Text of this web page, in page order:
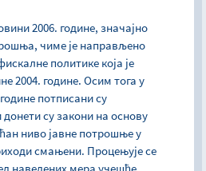
2006. године, значајно
чиме је направљено
политике која је
2004. године. Осим тога у
потписани су
су закони на основу
ниво јавне потрошње у
смањени. Процењује се